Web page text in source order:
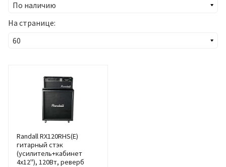
На странице:
Randall RX120RHS(E)
гитарный стэк
(усилитель+кабинет
4x12"), 120Вт, реверб